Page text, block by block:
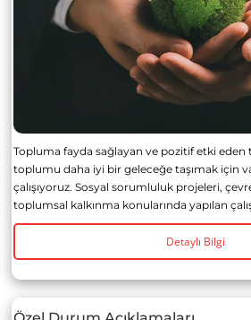
Topluma fayda sağlayan ve pozitif etki
toplumu daha iyi bir geleceğe taşımak için
çalışıyoruz. Sosyal sorumluluk projeleri,
toplumsal kalkınma konularında yapılan
Detaylı Bilgi